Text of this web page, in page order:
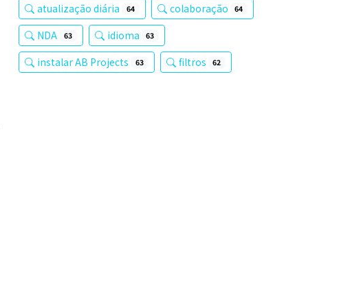
atualização diária 64 colaboração 64
NDA 63 idioma 63
instalar AB Projects 63 filtros 62